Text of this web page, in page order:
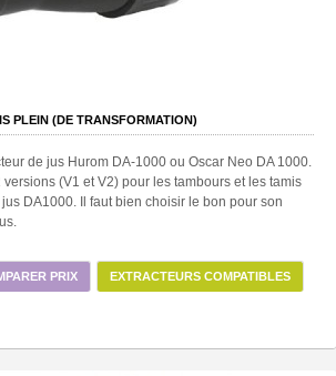
PLEIN (DE TRANSFORMATION)
de jus Hurom DA-1000 ou Oscar Neo DA 1000.
versions (V1 et V2) pour les tambours et les tamis
DA1000. Il faut bien choisir le bon pour son
PRIX EXTRACTEURS COMPATIBLES